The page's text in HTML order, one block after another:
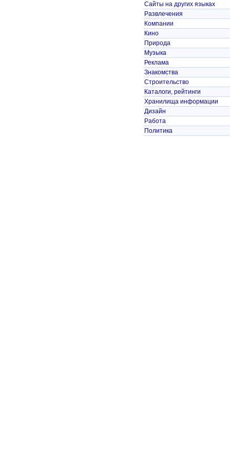
Сайты на других языках
Развлечения
Компании
Кино
Природа
Музыка
Реклама
Знакомства
Строительство
Каталоги, рейтинги
Хранилища информации
Дизайн
Работа
Политика